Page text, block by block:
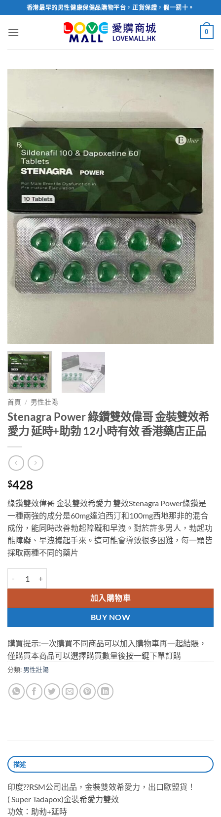
to
content
香港最早的男性健康保健品購物平台，正貨保證，假一罰十。
0
首頁 / 男性壯陽
Stenagra Power 綠鑽雙效偉哥 金裝雙效希
愛力 延時+助勃 12小時有效 香港藥店正品
$428
綠鑽雙效偉哥 金裝雙效希愛力 雙效Stenagra Power綠鑽是
一種兩強的成分是60mg達泊西汀和100mg西地那非的混合
成份，能同時改善勃起障礙和早洩。對於許多男人，勃起功
能障礙、早洩攜起手來。這可能會導致很多困難，每一顆皆
採取兩種不同的藥片
加入購物車
BUY NOW
購買提示:一次購買不同商品可以加入購物車再一起結賬，
僅購買本商品可以選擇購買數量後按一鍵下單訂購
分類: 男性壯陽
描述
印度??RSM公司出品，金裝雙效希愛力，出口歐盟貨！
( Super Tadapox)金裝希愛力雙效️
功效：助勃+延時